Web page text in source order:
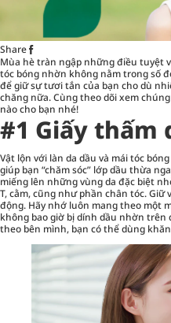
Share
Mùa hè tràn ngập những điều tuyệt
tóc bóng nhờn không nằm trong số
để giữ sự tươi tắn của bạn cho dù
chăng nữa. Cùng theo dõi xem
nào cho bạn nhé!
#1 Giấy thấm
Vật lộn với làn da dầu và mái tóc
giúp bạn “chăm sóc” lớp dầu thừa
miếng lên những vùng da đặc biệt
T, cằm, cũng như phần chân tóc.
động. Hãy nhớ luôn mang theo một
không bao giờ bị dính dầu nhờn trên
theo bên mình, bạn có thể dùng